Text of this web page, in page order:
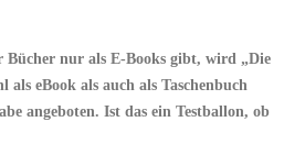
Bücher nur als E-Books gibt, wird „Die
als eBook als auch als Taschenbuch
angeboten. Ist das ein Testballon, ob